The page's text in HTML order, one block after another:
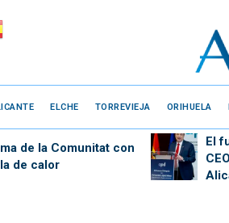
ELCHE TORREVIEJA ORIHUELA
de la Comunitat con
de calor
El